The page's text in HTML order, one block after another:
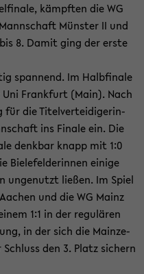
kämpf­ten die WG
Müns­ter II und
8. Damit ging der erste
span­nend. Im Halb­fi­na­le
Frank­furt (Main). Nach
für die Ti­tel­ver­tei­di­ge­rin­
ins Fi­na­le ein. Die
denk­bar knapp mit 1:0
Bie­le­fel­de­rin­nen ei­ni­ge
un­ge­nutzt lie­ßen. Im Spiel
und die WG Mainz
1:1 in der re­gu­lä­ren
in der sich die Main­ze­
den 3. Platz si­chern